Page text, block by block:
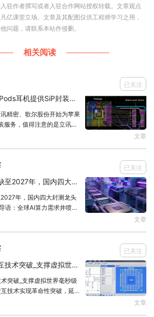
信在国防建设、应急救援、远洋航
等领域有不可替代的作用。在国防
；在应急救援中，卫星通信可以快
偏远地区通信中，卫星通信能够提
服务，保障人们的生产生活需求。
，通过卫星通信实现全球范围内的
智慧城市建设、智能交通等领域的
务的普及；通过卫星通信与云计算
处理和分析的能力，为政府决策和
作为一种高效、可靠、广泛的通
有重要意义，因此，卫星通信行业
要产业之一。
，国务院、工信部、国家减灾委员
列政策规划指导行业发展。
五”数字经济发展规划》提出加
络等，推动卫星互联网建设；
驻作者撰写或者入驻合作网站授权转载。文章观点
亿课堂立场。文章及其配图仅供工程师学习之用，
问题，请联系本站作侵删。
相关阅读
已关注
传立讯精密为苹果AirPods耳机提供SiP封装服务
精密、歌尔股份开始为苹果
服务，值得注意的是立讯精
是“系统级封装（SiP）”服
装
文章
已关注
先进封装产能持续紧缺至2027年，国内四大封测龙头上半年扩产投资274亿元
年，国内四大封测龙头
语：全球AI算力需求井喷叠
先进封装正从半导体"后端
宣布扩产投资27
文章
已关注
PCB元宇宙沉浸式交互技术突破_支撑虚拟世界毫秒级响应
突破_支撑虚拟世界毫秒级
技术实现革命性突破，延
低99%，交互响应速度提升
文章